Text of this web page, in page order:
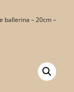
ballerina – 20cm –